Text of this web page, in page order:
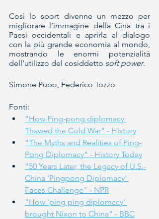
Così lo sport divenne un mezzo per
migliorare l’immagine della Cina tra i
Paesi occidentali e aprirla al dialogo
con la più grande economia al mondo,
mostrando le enormi potenzialità
dell’utilizzo del cosiddetto soft power.
Simone Pupo, Federico Tozzo
Fonti:
"How Ping-pong diplomacy
Thawed the Cold War" - History
"The Myths and Realities of Ping-
Pong Diplomacy" - History Today
"50 Years Later, the Legacy of U.S.-
China 'Pingpong Diplomacy'
Faces Challenge" - NPR
"How 'ping ping diplomacy'
brought Nixon to China" - BBC